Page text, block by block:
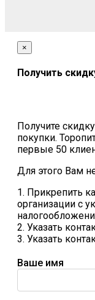
×
Получить
Получите
покупки.
первые 50
Для этого Вам
1. Прикрепить
организации с
2. Указать
3. Указать
Ваше имя